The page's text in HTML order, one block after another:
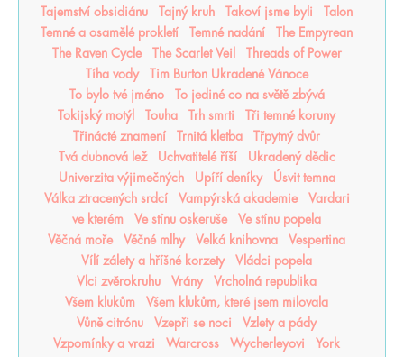
Tajemství obsidiánu
Tajný kruh Takoví jsme byli
Talon
Temné a osamělé prokletí
Temné nadání
The Empyrean
The Raven Cycle
The Scarlet Veil
Threads of Power
Tíha vody
Tim Burton Ukradené Vánoce
To bylo tvé jméno
To jediné co na světě zbývá
Tokijský motýl
Touha Trh smrti
Tři temné koruny
Třinácté znamení
Trnitá kletba
Třpytný dvůr
Tvá dubnová lež
Uchvatitelé říší
Ukradený dědic
Univerzita výjimečných
Upíří deníky
Úsvit temna
Válka ztracených srdcí
Vampýrská akademie
Vardari
ve kterém
Ve stínu oskeruše
Ve stínu popela
Věčná moře
Věčné mlhy Velká knihovna
Vespertina
Vílí zálety a hříšné korzety
Vládci popela
Vlci zvěrokruhu
Vrány
Vrcholná republika
Všem klukům
Všem klukům, které jsem milovala
Vůně citrónu
Vzepři se noci
Vzlety a pády
Vzpomínky a vrazi
Warcross Wycherleyovi
York